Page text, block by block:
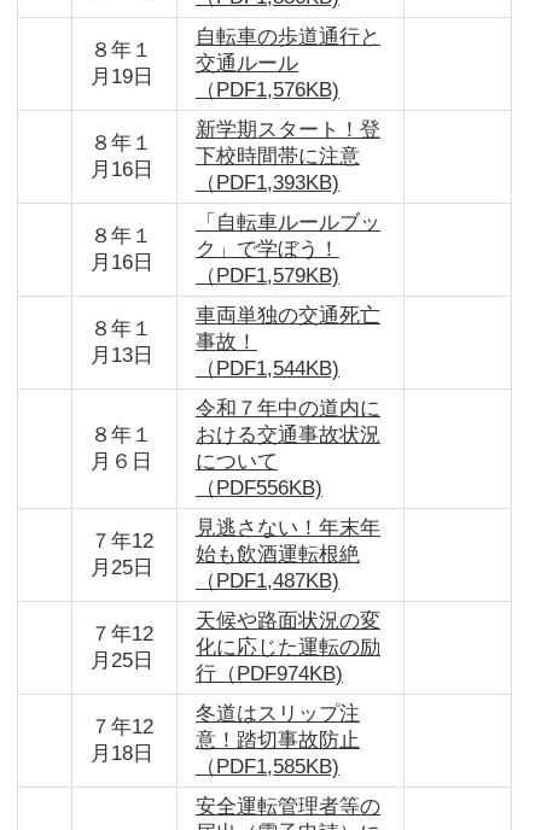
８年１
月19日
自転車の歩道通行と
交通ルール
（PDF1,576KB)
８年１
月16日
新学期スタート！登
下校時間帯に注意
（PDF1,393KB)
８年１
月16日
「自転車ルールブッ
ク」で学ぼう！
（PDF1,579KB)
８年１
月13日
車両単独の交通死亡
事故！
（PDF1,544KB)
８年１
月６日
令和７年中の道内に
おける交通事故状況
について
（PDF556KB)
７年12
月25日
見逃さない！年末年
始も飲酒運転根絶
（PDF1,487KB)
７年12
月25日
天候や路面状況の変
化に応じた運転の励
行（PDF974KB)
７年12
月18日
冬道はスリップ注
意！踏切事故防止
（PDF1,585KB)
安全運転管理者等の